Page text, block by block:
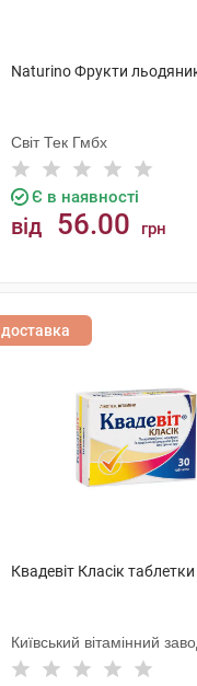
Naturino Фрукти
Світ Тек Гмбх
Є в наявності
від 56.00 грн
доставка
Квадевіт Класік
Київський вітамінний